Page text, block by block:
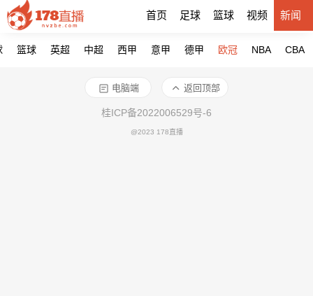
首页 足球 篮球 视频 新闻
篮球 英超 中超 西甲 意甲 德甲 欧冠 NBA CBA
电脑端 返回顶部
桂ICP备2022006529号-6
@2023 178直播